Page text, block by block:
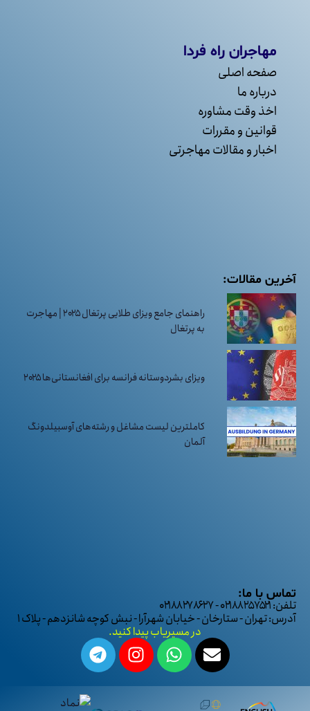
مهاجران راه فردا
صفحه اصلی
درباره ما
اخذ وقت مشاوره
قوانین و مقررات
اخبار و مقالات مهاجرتی
آخرین مقالات:
راهنمای جامع ویزای طلایی پرتغال ۲۰۲۵ | مهاجرت
به پرتغال
ویزای بشردوستانه فرانسه برای افغانستانی‌ها ۲۰۲۵
کاملترین لیست مشاغل و رشته‌های آوسبیلدونگ
آلمان
تماس با ما:
تلفن: ۰۲۱۸۸۲۵۷۵۲۱ - ۰۲۱۸۸۲۷۸۶۲۷
آدرس: تهران - ستارخان - خیابان شهرآرا - نبش کوچه شانزدهم - پلاک ۱
در مسیریاب پیدا کنید.